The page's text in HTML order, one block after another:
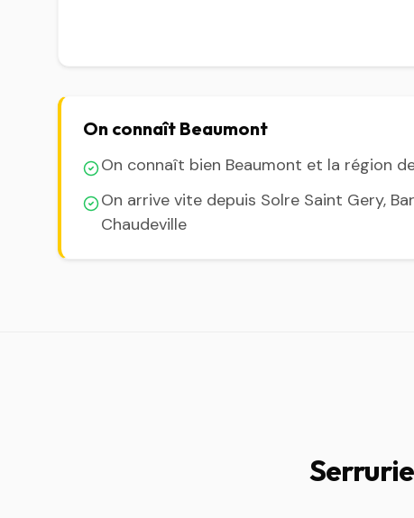
On connaît Beaumont
On connaît bien Beaumont et la région
On arrive vite depuis Solre Saint Gery,
Chaudeville